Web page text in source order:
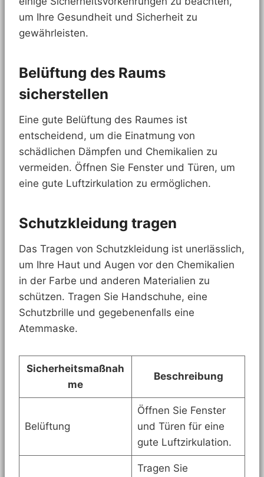
um Ihre Gesundheit und Sicherheit zu
gewährleisten.
Belüftung des Raums
sicherstellen
Eine gute Belüftung des Raumes ist
entscheidend, um die Einatmung von
schädlichen Dämpfen und Chemikalien zu
vermeiden. Öffnen Sie Fenster und Türen, um
eine gute Luftzirkulation zu ermöglichen.
Schutzkleidung tragen
Das Tragen von Schutzkleidung ist unerlässlich,
um Ihre Haut und Augen vor den Chemikalien
in der Farbe und anderen Materialien zu
schützen. Tragen Sie Handschuhe, eine
Schutzbrille und gegebenenfalls eine
Atemmaske.
Sicherheitsmaßnah
me
Beschreibung
Belüftung
Öffnen Sie Fenster
und Türen für eine
gute Luftzirkulation.
Tragen Sie